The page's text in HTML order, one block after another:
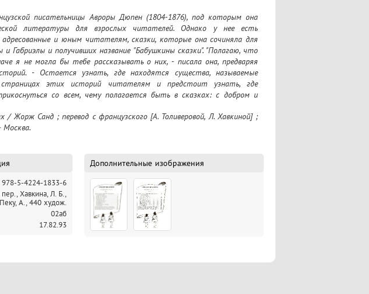
писательницы Авроры Дюпен (1804-1876), под которым она
литературы для взрослых читателей. Однако у нее есть
адресованные и юным читателям, сказки, которые она сочиняла для
Габриэлы и получивших название "Бабушкины сказки". "Полагаю, что
я не могла бы тебе рассказывать о них, - писала она, предваряя
- Остается узнать, где находятся существа, называемые
страницах этих историй читателям и предстоит узнать, где
со всем, чему полагается быть в сказках: с добром и
в большой и непознанный мир маленького человека,
происхождении многих явлений, воспитывая в нем доброту,
любовь к людям. А философский уклон и необычные сюжеты сказок
Жорж Санд ; перевод с французского [А. Толиверовой, Л. Хавкиной] ;
978-5-4224-1833-6
пер., Хавкина, Л. Б.,
Пеку, А., 440 худож.
02аб
17.82.93
Дополнительные изображения